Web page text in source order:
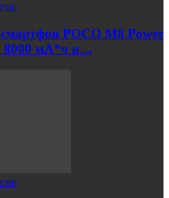
POCO M8 Power
8000 мА*ч и…